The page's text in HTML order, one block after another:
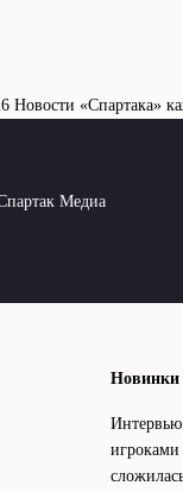
Новости «Спартака»
Медиа
Новинки
игроками